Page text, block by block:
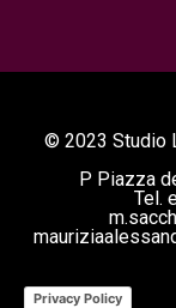
© 2023 Studio
P Piazza
Tel.
Privacy Policy